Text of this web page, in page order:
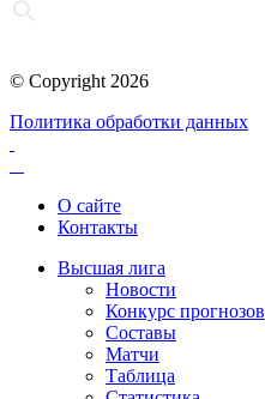
© Copyright 2026
Политика обработки данных
О сайте
Контакты
Высшая лига
Новости
Конкурс прогнозов
Составы
Матчи
Таблица